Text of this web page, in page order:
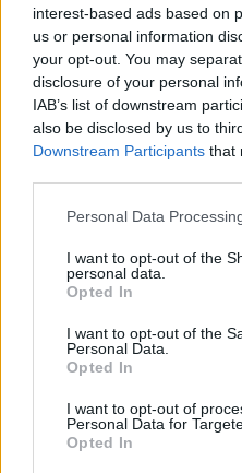
interest-based ads based on
us or personal information
your opt-out. You may
disclosure of your personal
IAB’s list of downstream
also be disclosed by us to
Downstream Participants that
Please note that this
not limited to your visit or
grant or deny consent to
use your data for below
consent section.
Personal Data
I want to opt-out of the
personal data.
Opted In
I want to opt-out of the
Personal Data.
Opted In
I want to opt-out of
Personal Data for
Opted In
KECSKEMÉTEN
piacot, a
számítanak
A szervezők arra kérik a
hogy egy kérdőív